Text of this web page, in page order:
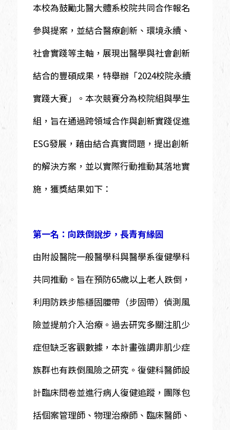
本校為鼓勵北醫大體系校院共同合作報名
參與提案，並結合醫療創新、環境永續、
社會實踐等主軸，展現出醫學與社會創新
結合的豐碩成果，特舉辦「2024校院永續
實踐大賽」。本次競賽分為校院組與學生
組，旨在通過跨領域合作與創新實踐促進
ESG發展，藉由結合真實問題，提出創新
的解決方案，並以實際行動推動其落地實
施，獲獎結果如下：
第一名：向跌倒說步，長青有緣固
由附設醫院一般醫學科與醫學系復健學科
共同推動。旨在預防65歲以上老人跌倒，
利用防跌步態穩固腰帶（步固帶）偵測風
險並提前介入治療。過去研究多關注肌少
症但缺乏客觀數據，本計畫強調非肌少症
族群也有跌倒風險之研究。復健科醫師設
計臨床問卷並進行病人復健追蹤，團隊包
括個案管理師、物理治療師、臨床醫師、